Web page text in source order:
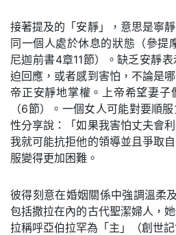
接著提及的「安靜」，意思是寧
同一個人處於休息的狀態（參提
尼迦前書4章11節）。缺乏安靜
迫回應，或者感到害怕，不論是
帝正安靜地掌權。上帝希望妻子
（6節）。一個女人可能對要順
性分享說：「如果我害怕丈夫會
我就可能抗拒他的領導並且爭取
服變得更加困難。
彼得刻意在婚姻關係中強調溫柔
包括撒拉在內的古代聖潔婦人，
拉稱呼亞伯拉罕為「主」（創世